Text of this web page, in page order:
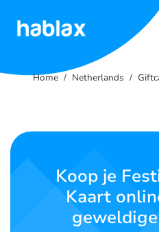
Tarieven
Neem
contact
Home Netherlands
Koop je
Kaart